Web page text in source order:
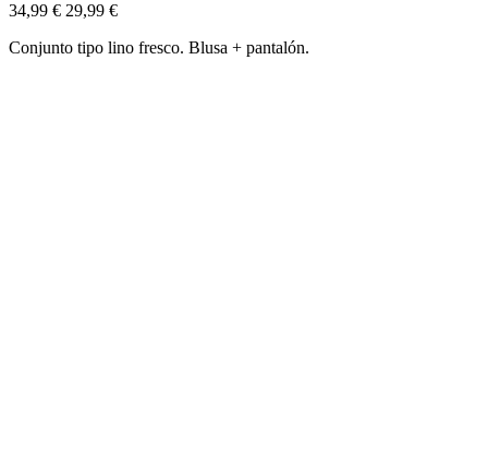
34,99 € 29,99 €
Conjunto tipo lino fresco. Blusa + pantalón.